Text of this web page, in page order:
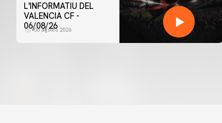
L'INFORMATIU DEL
VALENCIA CF -
06/08/26
06 agosto 2026